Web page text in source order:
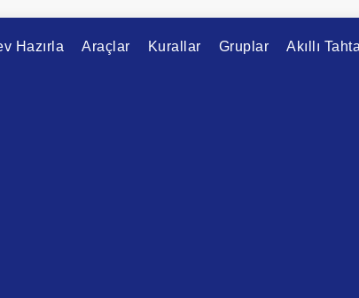
Hazırla Araçlar Kurallar Gruplar Akıllı